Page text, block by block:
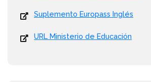
Suplemento Europass Inglés
URL Ministerio de Educación